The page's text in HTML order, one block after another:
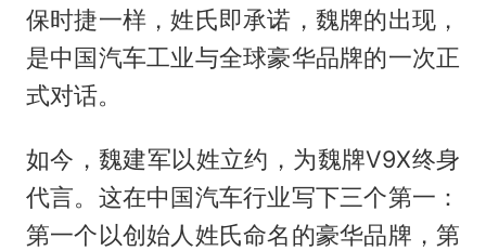
保时捷一样，姓氏即承诺，魏牌的出现，
是中国汽车工业与全球豪华品牌的一次正
式对话。
如今，魏建军以姓立约，为魏牌V9X终身
代言。这在中国汽车行业写下三个第一：
第一个以创始人姓氏命名的豪华品牌，第